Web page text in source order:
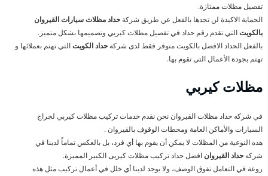
تفصيل مظلات ممتازة.
الحماية الاكيدة لن تجدها بالفعل عن طريق شركة حداد مظلات سيارات القيروان
بالكويتالتي تقدم رقم حداد في تفصيل مظلات كيربي وتصميمها بشكل متميز.
بالفعل الحداد الافضل بالكويت متوفر فقط لدى شركة حداد الكويتالتي تهتم بعملائها و
تهتم بجودة الأعمال التي تقوم بها.
مظلات كيربي
في شركه حداد مظلات القيروان نحن نقدم خدمات تركيب مظلات كيربي لجراج
السيارات والأماكن العامة ومحطات الوقوف بالقيروان .
هذه النوعية من المظلات لا يمكن أن يقوم بها أي فرد، بل بالعكس تماماً لدينا في
شركه حداد القيروانافضل حداد تركيب مظلات كيربى الكبير المميزة.
روعة في التعامل تفوق الوصف، ولا يوجد لدينا أي خلل في أعمال تركيب مثل هذه